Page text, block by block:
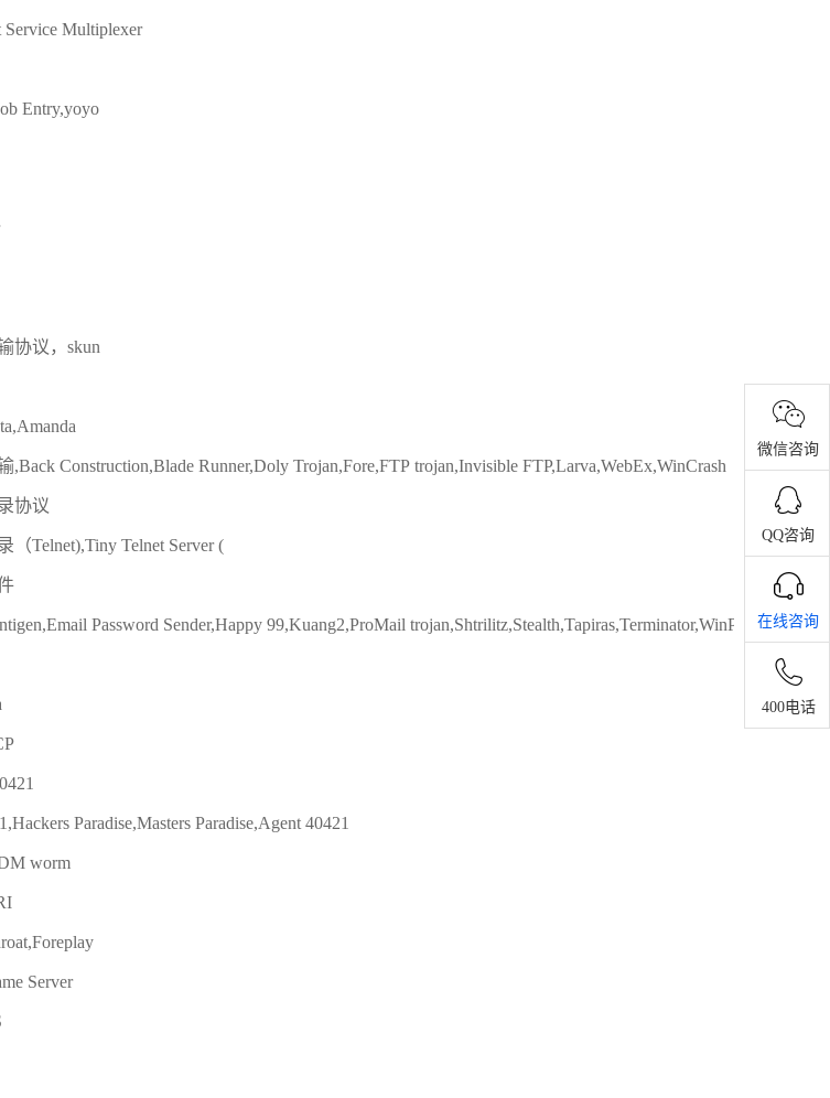
微信咨询
QQ咨询
在线咨询
400电话
Service Multiplexer
Entry,yoyo
协议，skun
,Back Construction,Blade Runner,Doly Trojan,Fore,FTP trojan,Invisible FTP,Larva,WebEx,WinCrash
协议
（Telnet),Tiny Telnet Server (
Password Sender,Happy 99,Kuang2,ProMail
Paradise,Masters Paradise,Agent 40421
worm
Server